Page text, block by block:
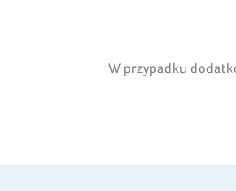
W przypadku